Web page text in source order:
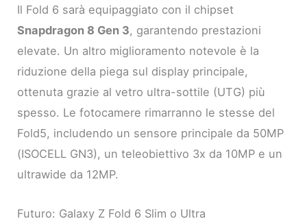
Il Fold 6 sarà equipaggiato con il chipset
Snapdragon 8 Gen 3, garantendo prestazioni
elevate. Un altro miglioramento notevole è la
riduzione della piega sul display principale,
ottenuta grazie al vetro ultra-sottile (UTG) più
spesso. Le fotocamere rimarranno le stesse del
Fold5, includendo un sensore principale da 50MP
(ISOCELL GN3), un teleobiettivo 3x da 10MP e un
ultrawide da 12MP.
Futuro: Galaxy Z Fold 6 Slim o Ultra